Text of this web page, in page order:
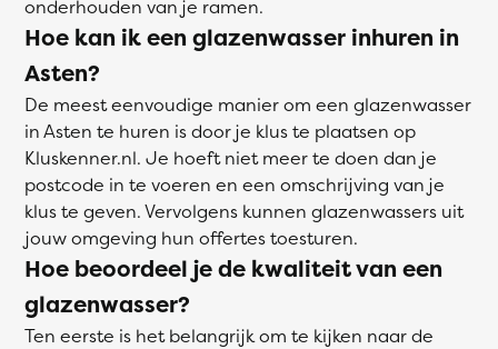
onderhouden van je ramen.
Hoe kan ik een glazenwasser inhuren in
Asten?
De meest eenvoudige manier om een glazenwasser
in Asten te huren is door je klus te plaatsen op
Kluskenner.nl. Je hoeft niet meer te doen dan je
postcode in te voeren en een omschrijving van je
klus te geven. Vervolgens kunnen glazenwassers uit
jouw omgeving hun offertes toesturen.
Hoe beoordeel je de kwaliteit van een
glazenwasser?
Ten eerste is het belangrijk om te kijken naar de